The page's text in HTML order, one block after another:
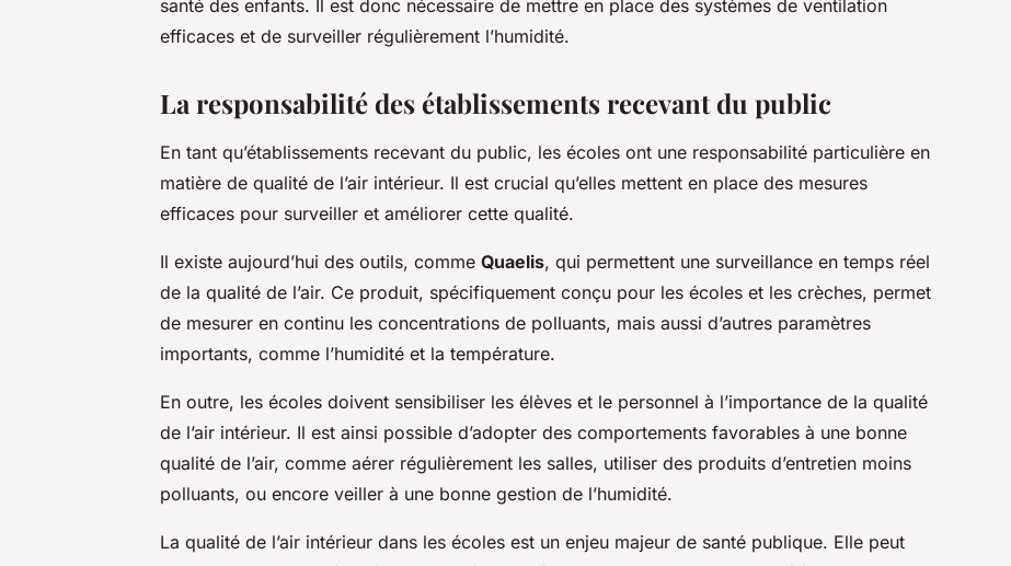
santé des enfants. Il est donc nécessaire de mettre en place des systèmes de ventilation
efficaces et de surveiller régulièrement l’humidité.
La responsabilité des établissements recevant du public
En tant qu’établissements recevant du public, les écoles ont une responsabilité particulière en
matière de qualité de l’air intérieur. Il est crucial qu’elles mettent en place des mesures
efficaces pour surveiller et améliorer cette qualité.
Il existe aujourd’hui des outils, comme Quaelis, qui permettent une surveillance en temps réel
de la qualité de l’air. Ce produit, spécifiquement conçu pour les écoles et les crèches, permet
de mesurer en continu les concentrations de polluants, mais aussi d’autres paramètres
importants, comme l’humidité et la température.
En outre, les écoles doivent sensibiliser les élèves et le personnel à l’importance de la qualité
de l’air intérieur. Il est ainsi possible d’adopter des comportements favorables à une bonne
qualité de l’air, comme aérer régulièrement les salles, utiliser des produits d’entretien moins
polluants, ou encore veiller à une bonne gestion de l’humidité.
La qualité de l’air intérieur dans les écoles est un enjeu majeur de santé publique. Elle peut